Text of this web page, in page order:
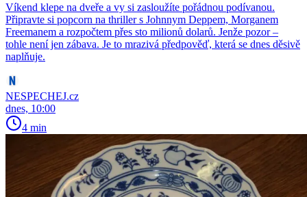
Víkend klepe na dveře a vy si zasloužíte pořádnou podívanou.
Připravte si popcorn na thriller s Johnnym Deppem, Morganem
Freemanem a rozpočtem přes sto milionů dolarů. Jenže pozor –
tohle není jen zábava. Je to mrazivá předpověď, která se dnes děsivě
naplňuje.
NESPECHEJ.cz
dnes, 10:00
4 min